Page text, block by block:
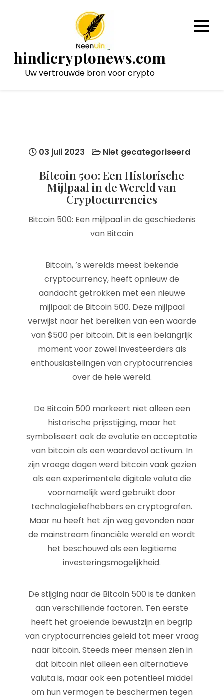
hindicryptonews.com
Uw vertrouwde bron voor crypto
03 juli 2023 Niet gecategoriseerd
Bitcoin 500: Een Historische
Mijlpaal in de Wereld van
Cryptocurrencies
Bitcoin 500: Een mijlpaal in de geschiedenis
van Bitcoin
Bitcoin, ’s werelds meest bekende
cryptocurrency, heeft opnieuw de
aandacht getrokken met een nieuwe
mijlpaal: de Bitcoin 500. Deze mijlpaal
verwijst naar het bereiken van een waarde
van $500 per bitcoin. Dit is een belangrijk
moment voor zowel investeerders als
enthousiastelingen van cryptocurrencies
over de hele wereld.
De Bitcoin 500 markeert niet alleen een
historische prijsstijging, maar het
symboliseert ook de evolutie en acceptatie
van bitcoin als een waardevol activum. In
zijn vroege dagen werd bitcoin vaak gezien
als een experimentele digitale valuta die
voornamelijk werd gebruikt door
technologieliefhebbers en cryptografen.
Maar nu heeft het zijn weg gevonden naar
de mainstream financiële wereld en wordt
het beschouwd als een legitieme
investeringsmogelijkheid.
De stijging naar de Bitcoin 500 is te danken
aan verschillende factoren. Ten eerste
heeft het groeiende bewustzijn en begrip
van cryptocurrencies geleid tot meer vraag
naar bitcoin. Steeds meer mensen zien in
dat bitcoin niet alleen een alternatieve
valuta is, maar ook een potentieel middel
om hun vermogen te beschermen tegen